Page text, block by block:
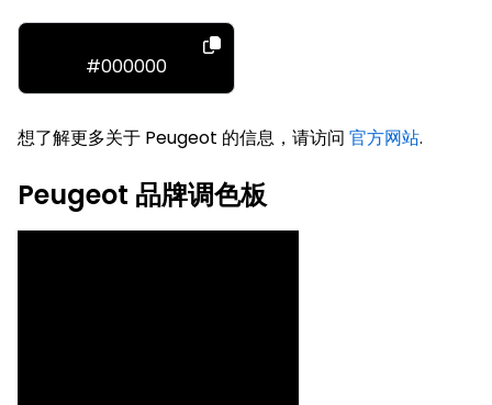
#000000
想了解更多关于 Peugeot 的信息，请访问 官方网站.
Peugeot 品牌调色板